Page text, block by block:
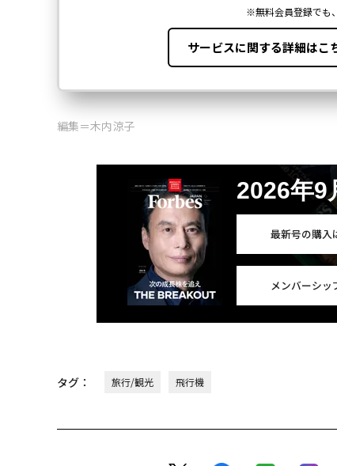
編集＝木内涼子
2026年9
最新号の購入
メンバーシッ
タグ： 旅行/観光 飛行機